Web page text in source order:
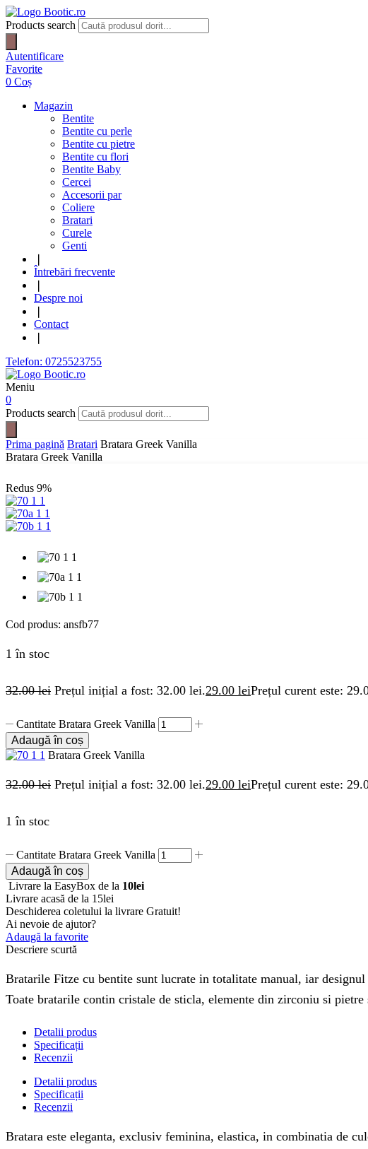
Products search
Autentificare
Favorite
0 Coș
Magazin
Bentite
Bentite cu perle
Bentite cu pietre
Bentite cu flori
Bentite Baby
Cercei
Accesorii par
Coliere
Bratari
Curele
Genti
Întrebări frecvente
Despre noi
Contact
Telefon: 0725523755
Meniu
0
Products search
Prima pagină Bratari Bratara Greek Vanilla
Bratara Greek Vanilla
Redus 9%
Cod produs: ansfb77
1 în stoc
32.00lei Prețul inițial a fost: 32.00 lei.29.00 leiPrețul curent este:
Cantitate Bratara Greek Vanilla
Adaugă în coș
Bratara Greek Vanilla
32.00lei Prețul inițial a fost: 32.00 lei.29.00 leiPrețul curent este:
1 în stoc
Cantitate Bratara Greek Vanilla
Adaugă în coș
Livrare la EasyBox de la 10lei
Livrare acasă de la 15lei
Deschiderea coletului la livrare Gratuit!
Ai nevoie de ajutor?
Adaugă la favorite
Descriere scurtă
Bratarile Fitze cu bentite sunt lucrate in totalitate manual, iar
Toate bratarile contin cristale de sticla, elemente din zirconiu si
Detalii produs
Specificații
Recenzii
Detalii produs
Specificații
Recenzii
Bratara este eleganta, exclusiv feminina, elastica, in combinatia de